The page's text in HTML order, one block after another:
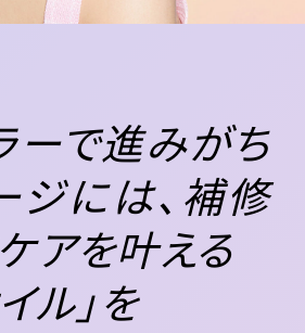
ーで進みがち
ジには、補修
アを叶える
ル」を